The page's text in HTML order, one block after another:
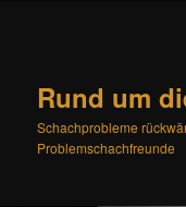
Rund um
Schachprobleme
Problemschachfreunde